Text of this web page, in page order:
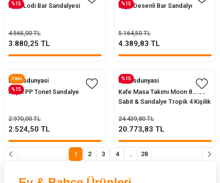
%15
New Lodi Bar Sandalyesi
4.565,00 TL
3.880,25 TL
%15
High Desenli Bar Sandalyesi
5.164,50 TL
4.389,83 TL
Yeni
%15
Evofisdunyasi
Kapri PP Tonet Sandalye
2.970,00 TL
2.524,50 TL
%15
Evofisdunyasi
Kafe Masa Takımı Moon 80x80
Sabit & Sandalye Tropik 4 Kişilik
24.439,80 TL
20.773,83 TL
1 2 3 4 .. 28